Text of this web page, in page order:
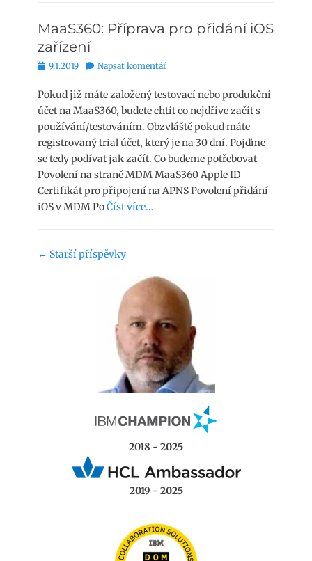
MaaS360: Příprava pro přidání iOS
zařízení
Publikováno
9.1.2019 Napsat komentář
Pokud již máte založený testovací nebo produkční
účet na MaaS360, budete chtít co nejdříve začít s
používání/testováním. Obzvláště pokud máte
registrovaný trial účet, který je na 30 dní. Pojďme
se tedy podívat jak začít. Co budeme potřebovat
Povolení na straně MDM MaaS360 Apple ID
Certifikát pro připojení na APNS Povolení přidání
iOS v MDM PoČíst více…
Navigace
← Starší příspěvky
2018 - 2025
2019 - 2025